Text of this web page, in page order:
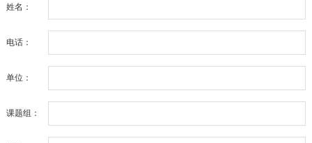
姓名：
电话：
单位：
课题组：